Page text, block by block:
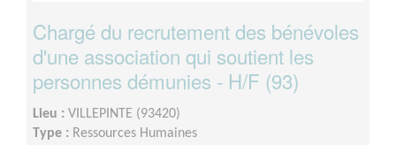
Chargé du recrutement des bénévoles
d'une association qui soutient les
personnes démunies - H/F (93)
Lieu : VILLEPINTE (93420)
Type : Ressources Humaines